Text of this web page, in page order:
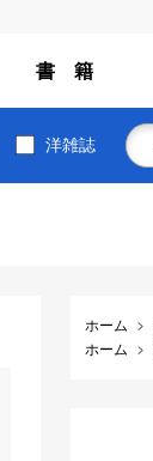
書 籍
洋雑誌
ホーム
ホーム